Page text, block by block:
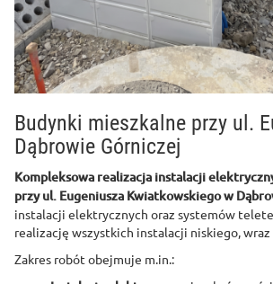
Budynki mieszkalne przy ul.
Dąbrowie Górniczej
Kompleksowa realizacja instalacji
przy ul. Eugeniusza Kwiatkowskiego w
instalacji elektrycznych oraz systemów
realizację wszystkich instalacji niskiego,
Zakres robót obejmuje m.in.: